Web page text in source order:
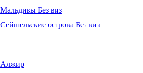
Мальдивы Без виз
Сейшельские острова Без виз
Алжир